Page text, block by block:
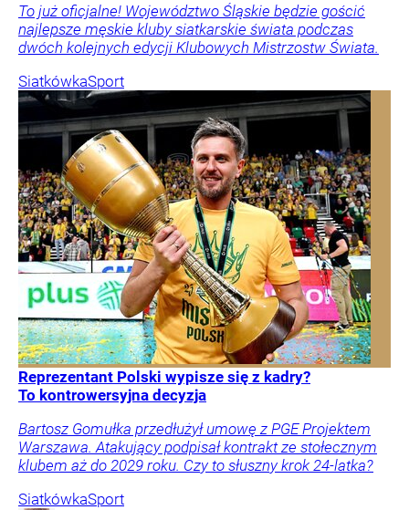
To już oficjalne! Województwo Śląskie będzie gościć
najlepsze męskie kluby siatkarskie świata podczas
dwóch kolejnych edycji Klubowych Mistrzostw Świata.
SiatkówkaSport
Reprezentant Polski wypisze się z kadry?
To kontrowersyjna decyzja
Bartosz Gomułka przedłużył umowę z PGE Projektem
Warszawa. Atakujący podpisał kontrakt ze stołecznym
klubem aż do 2029 roku. Czy to słuszny krok 24-latka?
SiatkówkaSport